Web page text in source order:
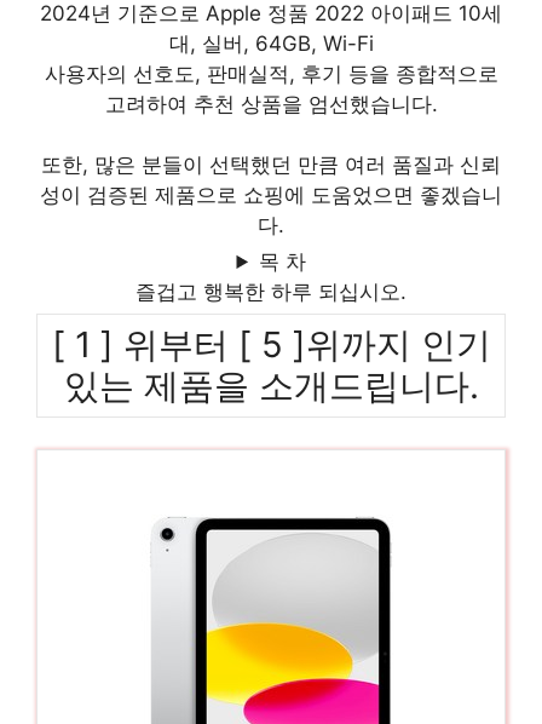
2024년 기준으로 Apple 정품 2022 아이패드 10세
대, 실버, 64GB, Wi-Fi
사용자의 선호도, 판매실적, 후기 등을 종합적으로
고려하여 추천 상품을 엄선했습니다.
또한, 많은 분들이 선택했던 만큼 여러 품질과 신뢰
성이 검증된 제품으로 쇼핑에 도움었으면 좋겠습니
다.
목 차
즐겁고 행복한 하루 되십시오.
[ 1 ] 위부터 [ 5 ]위까지 인기
있는 제품을 소개드립니다.